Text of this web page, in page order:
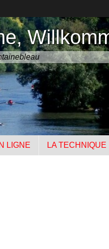
LIGNE LA TECHNIQUE